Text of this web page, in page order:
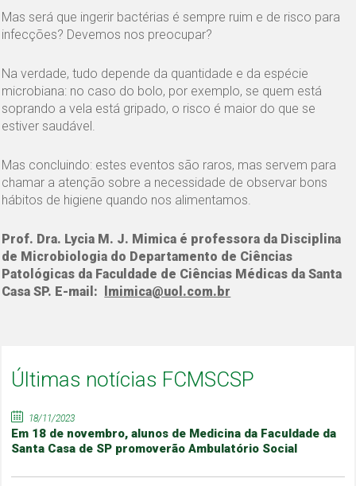
Mas será que ingerir bactérias é sempre ruim e de risco para
infecções? Devemos nos preocupar?
Na verdade, tudo depende da quantidade e da espécie
microbiana: no caso do bolo, por exemplo, se quem está
soprando a vela está gripado, o risco é maior do que se
estiver saudável.
Mas concluindo: estes eventos são raros, mas servem para
chamar a atenção sobre a necessidade de observar bons
hábitos de higiene quando nos alimentamos.
Prof. Dra. Lycia M. J. Mimica é professora da Disciplina
de Microbiologia do Departamento de Ciências
Patológicas da Faculdade de Ciências Médicas da Santa
Casa SP. E-mail:
lmimica@uol.com.br
Últimas notícias FCMSCSP
18/11/2023
Em 18 de novembro, alunos de Medicina da Faculdade da
Santa Casa de SP promoverão Ambulatório Social